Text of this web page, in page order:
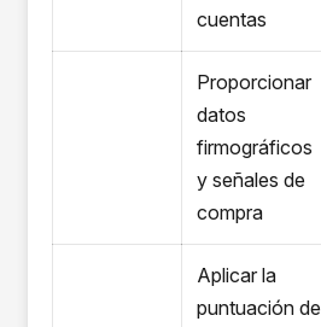
cuentas
Proporcionar
datos
firmográficos
y señales de
compra
Aplicar la
puntuación de